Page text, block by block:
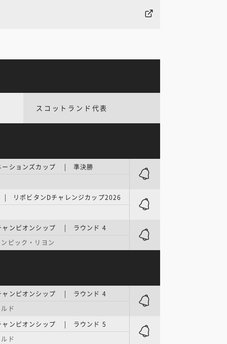
スコットランド代表
ーションズカップ | 準決勝
リポビタンDチャレンジカップ2026
ャンピオンシップ | ラウンド 4
ピック・リヨン
ャンピオンシップ | ラウンド 4
ド
ャンピオンシップ | ラウンド 5
ド